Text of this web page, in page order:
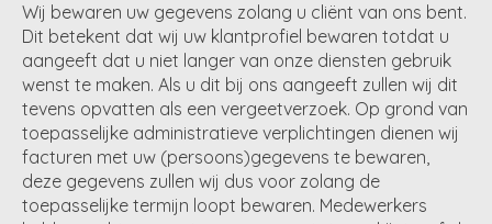
Wij bewaren uw gegevens zolang u cliënt van ons bent.
Dit betekent dat wij uw klantprofiel bewaren totdat u
aangeeft dat u niet langer van onze diensten gebruik
wenst te maken. Als u dit bij ons aangeeft zullen wij dit
tevens opvatten als een vergeetverzoek. Op grond van
toepasselijke administratieve verplichtingen dienen wij
facturen met uw (persoons)gegevens te bewaren,
deze gegevens zullen wij dus voor zolang de
toepasselijke termijn loopt bewaren. Medewerkers